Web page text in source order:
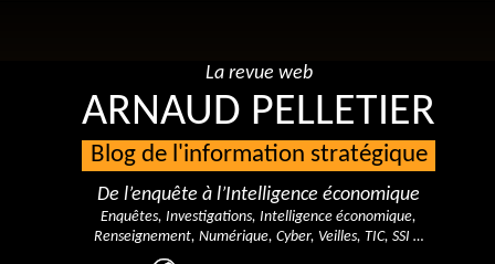
La revue web
ARNAUD PELLETIER
Blog de l'information stratégique
De l’enquête à l’Intelligence économique
Enquêtes, Investigations, Intelligence économique,
Renseignement, Numérique, Cyber, Veilles, TIC, SSI …